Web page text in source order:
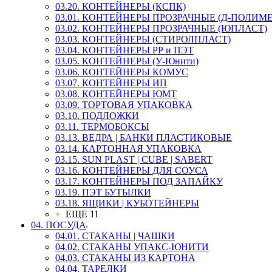
03.20. КОНТЕЙНЕРЫ (КСПК)
03.01. КОНТЕЙНЕРЫ ПРОЗРАЧНЫЕ (Д-
03.02. КОНТЕЙНЕРЫ ПРОЗРАЧНЫЕ (ЮПЛАСТ)
03.03. КОНТЕЙНЕРЫ (СТИРОЛПЛАСТ)
03.04. КОНТЕЙНЕРЫ РР и ПЭТ
03.05. КОНТЕЙНЕРЫ (У-Юнити)
03.06. КОНТЕЙНЕРЫ КОМУС
03.07. КОНТЕЙНЕРЫ ИП
03.08. КОНТЕЙНЕРЫ ЮМТ
03.09. ТОРТОВАЯ УПАКОВКА
03.10. ПОДЛОЖКИ
03.11. ТЕРМОБОКСЫ
03.13. ВЕДРА | БАНКИ ПЛАСТИКОВЫЕ
03.14. КАРТОННАЯ УПАКОВКА
03.15. SUN PLAST | CUBE | SABERT
03.16. КОНТЕЙНЕРЫ ДЛЯ СОУСА
03.17. КОНТЕЙНЕРЫ ПОД ЗАПАЙКУ
03.19. ПЭТ БУТЫЛКИ
03.18. ЯЩИКИ | КУБОТЕЙНЕРЫ
+ ЕЩЕ 11
04. ПОСУДА
04.01. СТАКАНЫ | ЧАШКИ
04.02. СТАКАНЫ УПАКС-ЮНИТИ
04.03. СТАКАНЫ ИЗ КАРТОНА
04.04. ТАРЕЛКИ